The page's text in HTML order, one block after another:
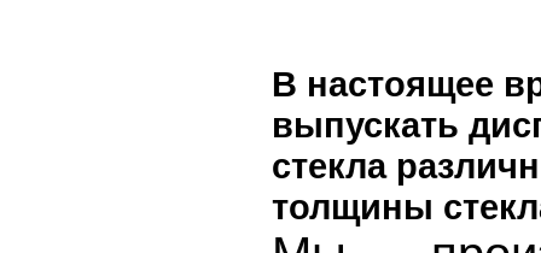
В настоящее
выпускать
стекла
толщины